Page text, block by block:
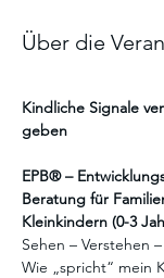
Über die
Kindliche Signale
geben
EPB® –
Beratung für
Kleinkindern (0-3
Sehen – Verstehen
Wie „spricht“ mein